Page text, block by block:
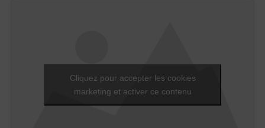
Cliquez pour accepter les cookies
marketing et activer ce contenu